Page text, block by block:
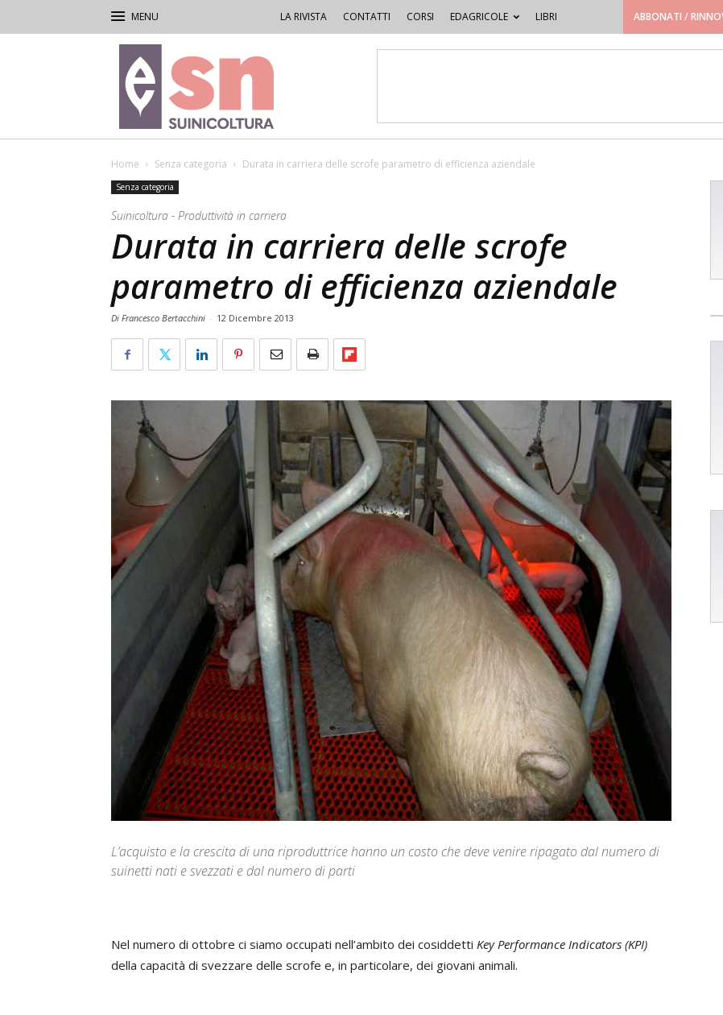
LA RIVISTA CONTATTI CORSI EDAGRICOLE LIBRI ABBONATI /
Rivista
di
Suinicoltura
Home Senza categoria Durata in carriera delle scrofe parametro di efficienza aziendale
Senza categoria
Suinicoltura - Produttività in carriera
Durata in carriera delle scrofe
parametro di efficienza aziendale
Di Francesco Bertacchini - 12 Dicembre 2013
L’acquisto e la crescita di una riproduttrice hanno un costo che deve venire ripagato dal numero di
suinetti nati e svezzati e dal numero di parti
Nel numero di ottobre ci siamo occupati nell’ambito dei cosiddetti Key Performance Indicators (KPI)
della capacità di svezzare delle scrofe e, in particolare, dei giovani animali.